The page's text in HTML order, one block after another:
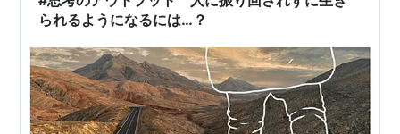
られるようになるには…？